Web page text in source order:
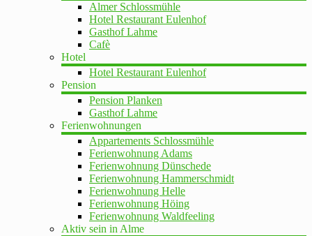
Almer Schlossmühle
Hotel Restaurant Eulenhof
Gasthof Lahme
Cafè
Hotel
Hotel Restaurant Eulenhof
Pension
Pension Planken
Gasthof Lahme
Ferienwohnungen
Appartements Schlossmühle
Ferienwohnung Adams
Ferienwohnung Dünschede
Ferienwohnung Hammerschmidt
Ferienwohnung Helle
Ferienwohnung Höing
Ferienwohnung Waldfeeling
Aktiv sein in Alme